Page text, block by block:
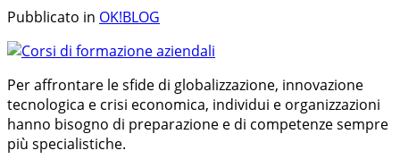
Pubblicato in OK!BLOG
Per affrontare le sfide di globalizzazione, innovazione
tecnologica e crisi economica, individui e organizzazioni
hanno bisogno di preparazione e di competenze sempre
più specialistiche.